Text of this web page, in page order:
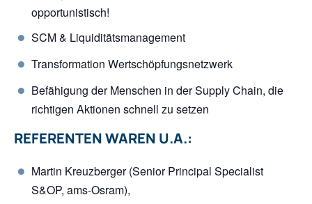
opportunistisch!
SCM & Liquiditätsmanagement
Transformation Wertschöpfungsnetzwerk
Befähigung der Menschen in der Supply Chain, die
richtigen Aktionen schnell zu setzen
REFERENTEN WAREN U.A.:
Martin Kreuzberger (Senior Principal Specialist
S&OP, ams-Osram),